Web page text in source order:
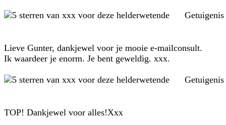
Lieve Gunter, dankjewel voor je mooie e-mailconsult.
Ik waardeer je enorm. Je bent geweldig. xxx.
TOP! Dankjewel voor alles!Xxx